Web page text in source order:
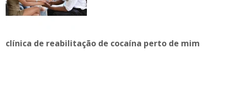
clínica de reabilitação de cocaína perto de mim